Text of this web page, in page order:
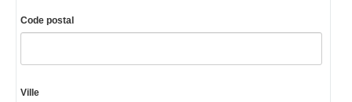
Code postal
Ville